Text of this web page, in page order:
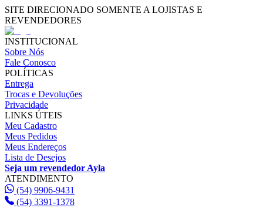
SITE DIRECIONADO SOMENTE A LOJISTAS E
REVENDEDORES
INSTITUCIONAL
Sobre Nós
Fale Conosco
POLÍTICAS
Entrega
Trocas e Devoluções
Privacidade
LINKS ÚTEIS
Meu Cadastro
Meus Pedidos
Meus Endereços
Lista de Desejos
Seja um revendedor Ayla
ATENDIMENTO
(54) 9906-9431
(54) 3391-1378